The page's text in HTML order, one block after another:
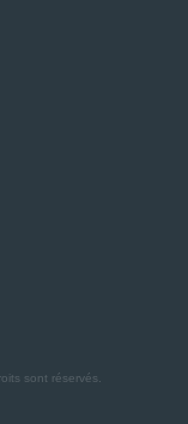
sont réservés.